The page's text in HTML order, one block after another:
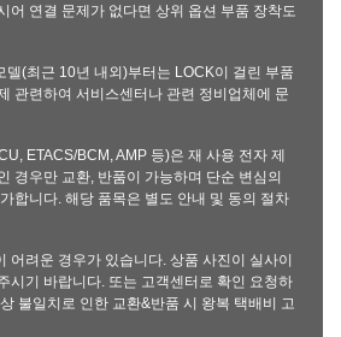
어 연결 문제가 없다면 상위 옵션 부품 장착도
델(최근 10년 내외)부터는 LOCK이 걸린 부품
관련하여 서비스센터나 관련 정비업체에 문
ETACS/BCM, AMP 등)은 재 사용 전자 제
경우만 교환, 반품이 가능하며 단순 변심의
합니다. 해당 품목은 별도 안내 및 동의 절차
어려운 경우가 있습니다. 상품 사진이 실사이
시기 바랍니다. 또는 고객센터로 확인 요청하
불일치로 인한 교환&반품 시 왕복 택배비 고